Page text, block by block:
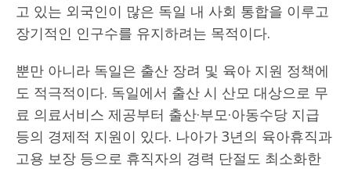
고 있는 외국인이 많은 독일 내 사회 통합을 이루고
장기적인 인구수를 유지하려는 목적이다.
뿐만 아니라 독일은 출산 장려 및 육아 지원 정책에
도 적극적이다. 독일에서 출산 시 산모 대상으로 무
료 의료서비스 제공부터 출산·부모·아동수당 지급
등의 경제적 지원이 있다. 나아가 3년의 육아휴직과
고용 보장 등으로 휴직자의 경력 단절도 최소화한